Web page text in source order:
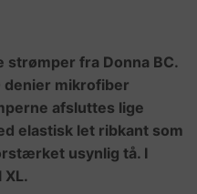
strømper fra Donna BC.
denier mikrofiber
afsluttes lige
elastisk let ribkant som
usynlig tå. I
XL.